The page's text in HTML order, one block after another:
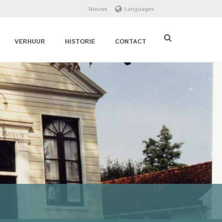
Nieuws Languages
VERHUUR HISTORIE CONTACT